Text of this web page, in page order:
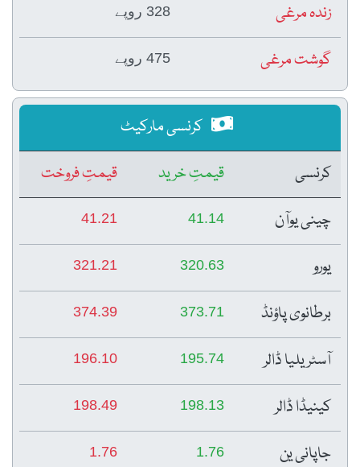
زندہ مرغی 328 روپے
گوشت مرغی 475 روپے
کرنسی مارکیٹ
کرنسی
قیمتِ خرید
قیمتِ فروخت
چینی یوآن
41.14
41.21
یورو 320.63
321.21
برطانوی پاؤنڈ 373.71
374.39
آسٹریلیا ڈالر 195.74
196.10
کینیڈا ڈالر 198.13
198.49
جاپانی ین 1.76
1.76